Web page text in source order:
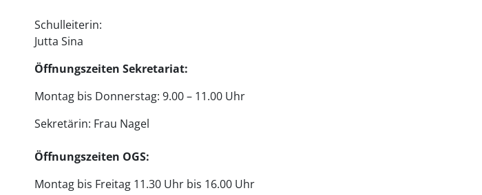
Schulleiterin:
Jutta Sina
Öffnungszeiten Sekretariat:
Montag bis Donnerstag: 9.00 – 11.00 Uhr
Sekretärin: Frau Nagel
Öffnungszeiten OGS:
Montag bis Freitag 11.30 Uhr bis 16.00 Uhr